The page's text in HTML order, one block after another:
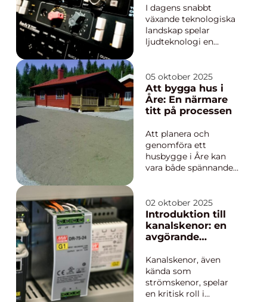
och kakelugnar. De...
I dagens snabbt
växande teknologiska
landskap spelar
ljudteknologi en
underhållning. Från
stora konserter och
festivaler till privata
fester och
behovet av
högkvalitativa ljudsy...
05 oktober 2025
Att bygga hus i
Åre: En närmare
titt på processen
Att planera och
genomföra ett
husbygge i Åre kan
vara både spännande
mäktiga natur och
med de utmaningar
som det nordiska
klimatet för med sig,
planering och exp...
02 oktober 2025
Introduktion till
kanalskenor: en
avgörande
effektiva
elsäkerhetssyste
m
Kanalskenor, även
kända som
strömskenor, spelar
en kritisk roll i